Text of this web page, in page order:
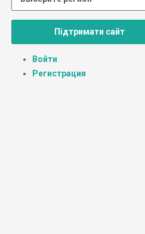
Підтримати сайт
Войти
Регистрация